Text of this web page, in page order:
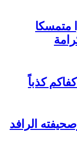
متمسكا
كذباً
الرافد